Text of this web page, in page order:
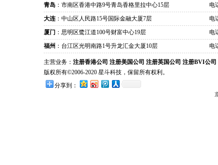
青岛 ：市南区香港中路9号青岛香格里拉中心15层
电
大连 ：中山区人民路15号国际金融大厦7层
电
厦门 ：思明区鹭江道100号财富中心19层
电
福州 ：台江区光明南路1号升龙汇金大厦10层 电
主营业务： 注册香港公司 注册美国公司 注册英国公司 注册BVI公司
版权所有©2006-2020 星斗科技，保留所有权利。
分享到：